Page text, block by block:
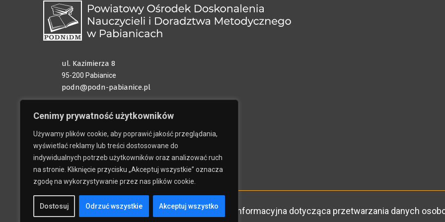
Cenimy prywatność użytkowników
Używamy plików cookie, aby poprawić jakość przeglądania,
wyświetlać reklamy lub treści dostosowane do
indywidualnych potrzeb użytkowników oraz analizować ruch
na stronie. Kliknięcie przycisku „Akceptuj wszystkie” oznacza
zgodę na wykorzystywanie przez nas plików cookie.
Dostosuj Odrzuć wszystkie Akceptuj wszystko
ul. Kazimierza 8
95-200 Pabianice
podn@podn-pabianice.pl
+48 42 215 42 42
+48 503 734 405
Godziny pracy sekretariatu:
PN-PT 8.00-16.00
>>Klauzula informacyjna dotycząca przetwarzania danych